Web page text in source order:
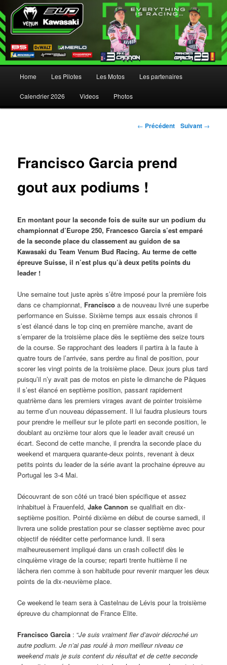
Aller au contenu principal
Aller au contenu secondaire
Home Les Pilotes Les Motos Les partenaires
Calendrier 2026 Videos Photos
Navigation des articles
← Précédent Suivant →
Francisco Garcia prend
gout aux podiums !
En montant pour la seconde fois de suite sur un podium du
championnat d’Europe 250, Francesco Garcia s’est emparé
de la seconde place du classement au guidon de sa
Kawasaki du Team Venum Bud Racing. Au terme de cette
épreuve Suisse, il n’est plus qu’à deux petits points du
leader !
Une semaine tout juste après s’être imposé pour la première fois
dans ce championnat, Franciscoa de nouveau livré une superbe
performance en Suisse. Sixième temps aux essais chronos il
s’est élancé dans le top cinq en première manche, avant de
s’emparer de la troisième place dès le septième des seize tours
de la course. Se rapprochant des leaders il partira à la faute à
quatre tours de l’arrivée, sans perdre au final de position, pour
scorer les vingt points de la troisième place. Deux jours plus tard
puisqu’il n’y avait pas de motos en piste le dimanche de Pâques
il s’est élancé en septième position, passant rapidement
quatrième dans les premiers virages avant de pointer troisième
au terme d’un nouveau dépassement. Il lui faudra plusieurs tours
pour prendre le meilleur sur le pilote parti en seconde position, le
doublant au onzième tour alors que le leader avait creusé un
écart. Second de cette manche, il prendra la seconde place du
weekend et marquera quarante-deux points, revenant à deux
petits points du leader de la série avant la prochaine épreuve au
Portugal les 3-4 Mai.
Découvrant de son côté un tracé bien spécifique et assez
inhabituel à Frauenfeld,Jake Cannon se qualifiait en dix-
septième position. Pointé dixième en début de course samedi, il
livrera une solide prestation pour se classer septième avec pour
objectif de rééditer cette performance lundi. Il sera
malheureusement impliqué dans un crash collectif dès le
cinquième virage de la course; reparti trente huitième il ne
lâchera rien comme à son habitude pour revenir marquer les deux
points de la dix-neuvième place.
Ce weekend le team sera à Castelnau de Lévis pour la troisième
épreuve du championnat de France Elite.
Francisco Garcia : “Je suis vraiment fier d’avoir décroché un
autre podium. Je n’ai pas roulé à mon meilleur niveau ce
weekend mais je suis content du résultat et de cette seconde